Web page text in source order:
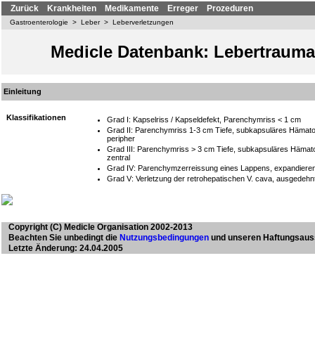
Zurück Krankheiten Medikamente Erreger Prozeduren
Gastroenterologie > Leber> Leberverletzungen
Medicle Datenbank:
Einleitung
Klassifikationen
Grad I: Kapselriss / Kapseldefekt, Parenchymriss < 1 cm
Grad II: Parenchymriss 1-3 cm Tiefe, subkapsuläres
peripher
Grad III: Parenchymriss > 3 cm Tiefe, subkapsuläres
zentral
Grad IV: Parenchymzerreissung eines Lappens,
Grad V: Verletzung der retrohepatischen V. cava,
Copyright (C) Medicle Organisation 2002-2013
Beachten Sie unbedingt die Nutzungsbedingungen und unseren
Letzte Änderung: 24.04.2005